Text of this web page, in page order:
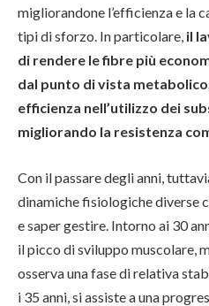
migliorandone l’efficienza e la
tipi di sforzo. In particolare, il
di rendere le fibre più
dal punto di vista
efficienza nell’utilizzo dei
migliorando la resistenza
Con il passare degli anni,
dinamiche fisiologiche diverse
e saper gestire. Intorno ai 30
il picco di sviluppo muscolare,
osserva una fase di relativa
i 35 anni, si assiste a una